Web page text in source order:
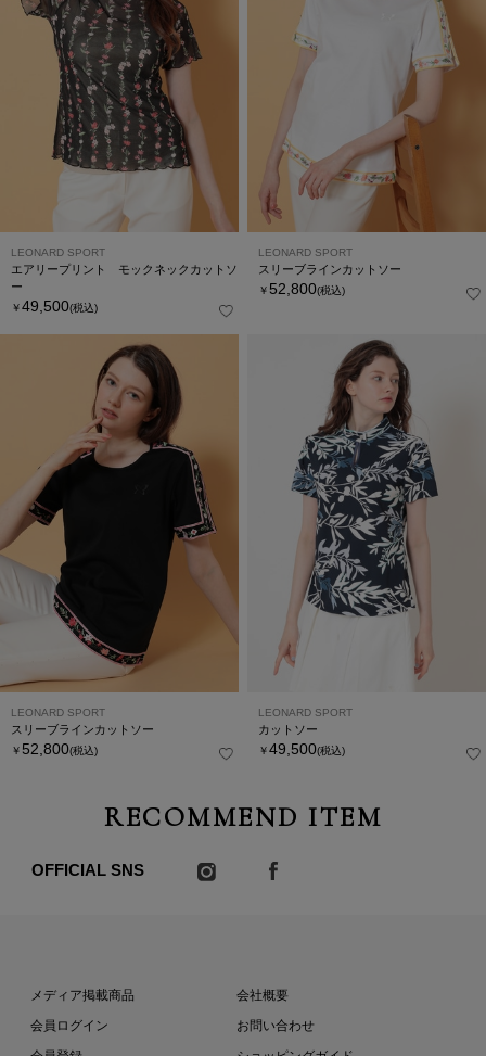
LEONARD SPORT
エアリープリント モックネックカットソ
ー
￥49,500(税込)
LEONARD SPORT
スリーブラインカットソー
￥ 52,800(税込)
LEONARD SPORT
スリーブラインカットソー
￥ 52,800(税込)
LEONARD SPORT
カットソー
￥49,500(税込)
RECOMMEND ITEM
OFFICIAL SNS
メディア掲載商品
会員ログイン
会社概要
お問い合わせ